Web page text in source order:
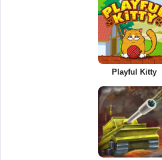
Playful Kitty